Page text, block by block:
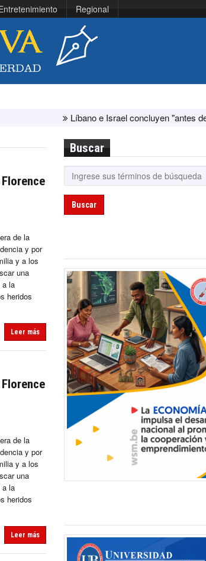
Regional
Líbano e Israel concluyen "antes de lo
de la
y por
y a los
una
a la
heridos
Leer más
de la
y por
y a los
una
a la
heridos
Leer más
Buscar
Buscar